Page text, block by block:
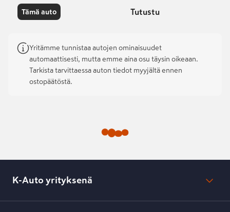
Tämä auto Tutustu
Yritämme tunnistaa autojen ominaisuudet
automaattisesti, mutta emme aina osu täysin oikeaan.
Tarkista tarvittaessa auton tiedot myyjältä ennen
ostopäätöstä.
K-Auto yrityksenä